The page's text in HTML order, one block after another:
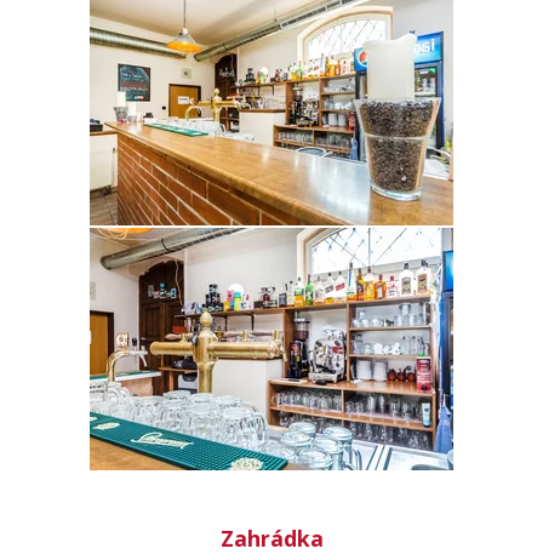
Zahrádka